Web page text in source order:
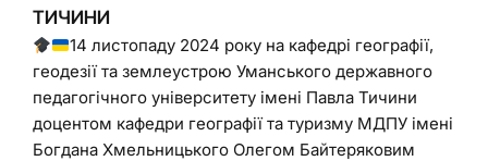
ТИЧИНИ
14 листопаду 2024 року на кафедрі географії,
геодезії та землеустрою Уманського державного
педагогічного університету імені Павла Тичини
доцентом кафедри географії та туризму МДПУ імені
Богдана Хмельницького Олегом Байтеряковим